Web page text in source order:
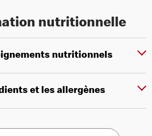
nutritionnelle
nutritionnels
et les allergènes